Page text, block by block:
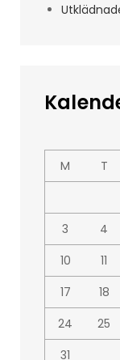
M T
3
4
10
11
17
18
24
25
31